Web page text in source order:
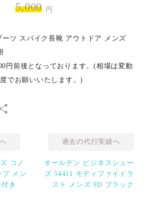
5,000 円
ーツ スパイク長靴 アウトドア メンズ
円前後となっております。(相場は変動
でお願いいたします。)
コノ
プ メン
き
過去の代行実績へ
オールデン ビジネスシュー
ズ 54411 モディファイドラ
スト メンズ 9D ブラック